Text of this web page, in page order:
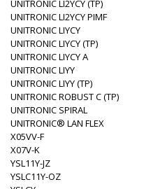
UNITRONIC LI2YCY (TP)
UNITRONIC LI2YCY PIMF
UNITRONIC LIYCY
UNITRONIC LIYCY (TP)
UNITRONIC LIYCY A
UNITRONIC LIYY
UNITRONIC LIYY (TP)
UNITRONIC ROBUST C (TP)
UNITRONIC SPIRAL
UNITRONIC® LAN FLEX
X05VV-F
X07V-K
YSL11Y-JZ
YSLC11Y-OZ